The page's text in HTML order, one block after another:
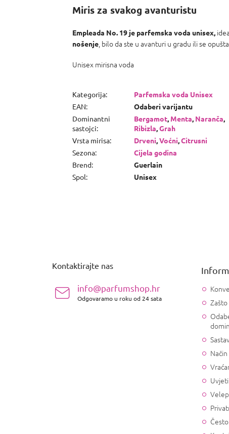
Miris za svakog avanturistu
Empleada No. 19 je parfemska voda unisex,
nošenje, bilo da ste u avanturi u gradu ili se
Unisex mirisna voda
Kategorija:
Parfemska voda Unisex
EAN:
Odaberi varijantu
Dominantni
sastojci:
Bergamot, Menta, Naranča,
Ribizla,Grah
Vrsta mirisa: Drveni,Voćni,Citrusni
Sezona:
Cijela godina
Brend:
Guerlain
Spol: Unisex
Kontaktirajte nas
info@parfumshop.hr
Odgovaramo u roku od 24 sata